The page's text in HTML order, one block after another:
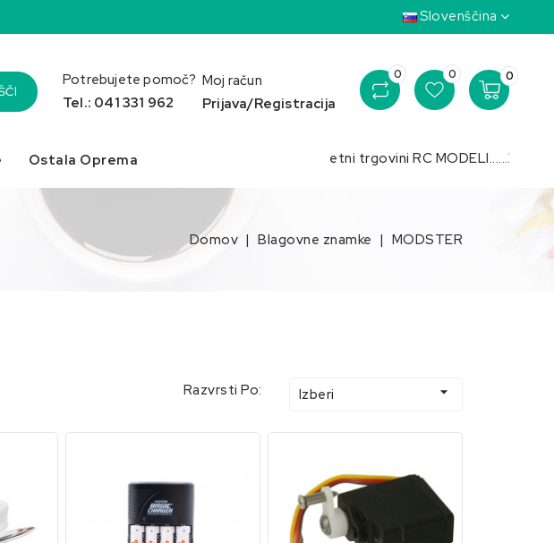
Slovenščina
0
0
0
Moj račun
Prijava/Registracija
Potrebujete pomoč?
Tel.: 041 331 962
Ostala Oprema Pozdravljeni v spletni trgovini RC MODELI......Želimo vam
Domov Blagovne znamke MODSTER
Razvrsti Po: Izberi 